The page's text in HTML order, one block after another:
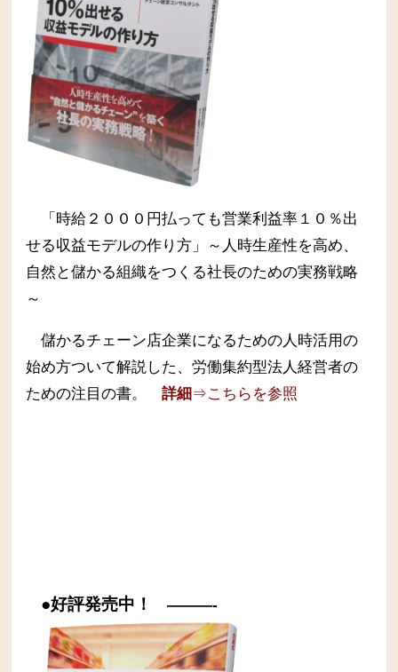
「時給２０００円払っても営業利益率１０％出
せる収益モデルの作り方」～人時生産性を高め、
自然と儲かる組織をつくる社長のための実務戦略
～
儲かるチェーン店企業になるための人時活用の
始め方ついて解説した、労働集約型法人経営者の
ための注目の書。
詳細⇒こちらを参照
●好評発売中！ ———-